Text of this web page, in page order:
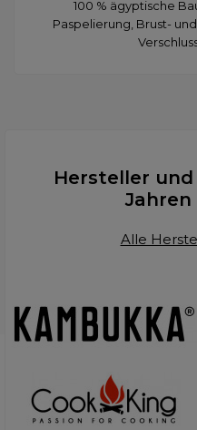
100 % ägyptische
Paspelierung, Brust-
Hersteller
Alle